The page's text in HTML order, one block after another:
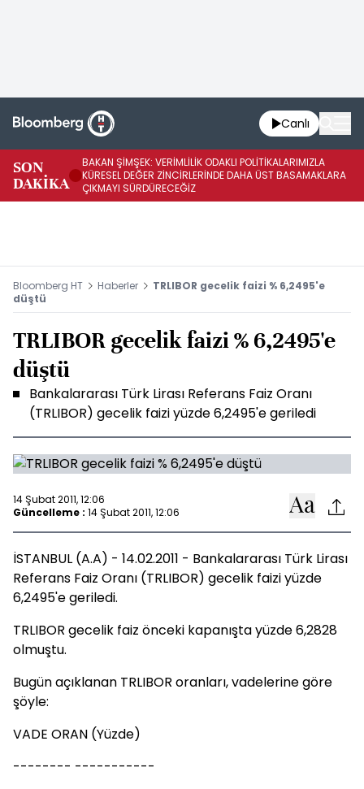
Canlı
SON
DAKİKA
BAKAN ŞİMŞEK: VERİMLİLİK ODAKLI POLİTİKALARIMIZLA
KÜRESEL DEĞER ZİNCİRLERİNDE DAHA ÜST BASAMAKLARA
ÇIKMAYI SÜRDÜRECEĞİZ
Bloomberg HT Haberler
TRLIBOR gecelik faizi % 6,2495'e
düştü
TRLIBOR gecelik faizi % 6,2495'e
düştü
Bankalararası Türk Lirası Referans Faiz Oranı
(TRLIBOR) gecelik faizi yüzde 6,2495'e geriledi
14 Şubat 2011, 12:06
Güncelleme : 14 Şubat 2011, 12:06
İSTANBUL (A.A) - 14.02.2011 - Bankalararası Türk Lirası
Referans Faiz Oranı (TRLIBOR) gecelik faizi yüzde
6,2495'e geriledi.
TRLIBOR gecelik faiz önceki kapanışta yüzde 6,2828
olmuştu.
Bugün açıklanan TRLIBOR oranları, vadelerine göre
şöyle:
VADE ORAN (Yüzde)
-------- -----------